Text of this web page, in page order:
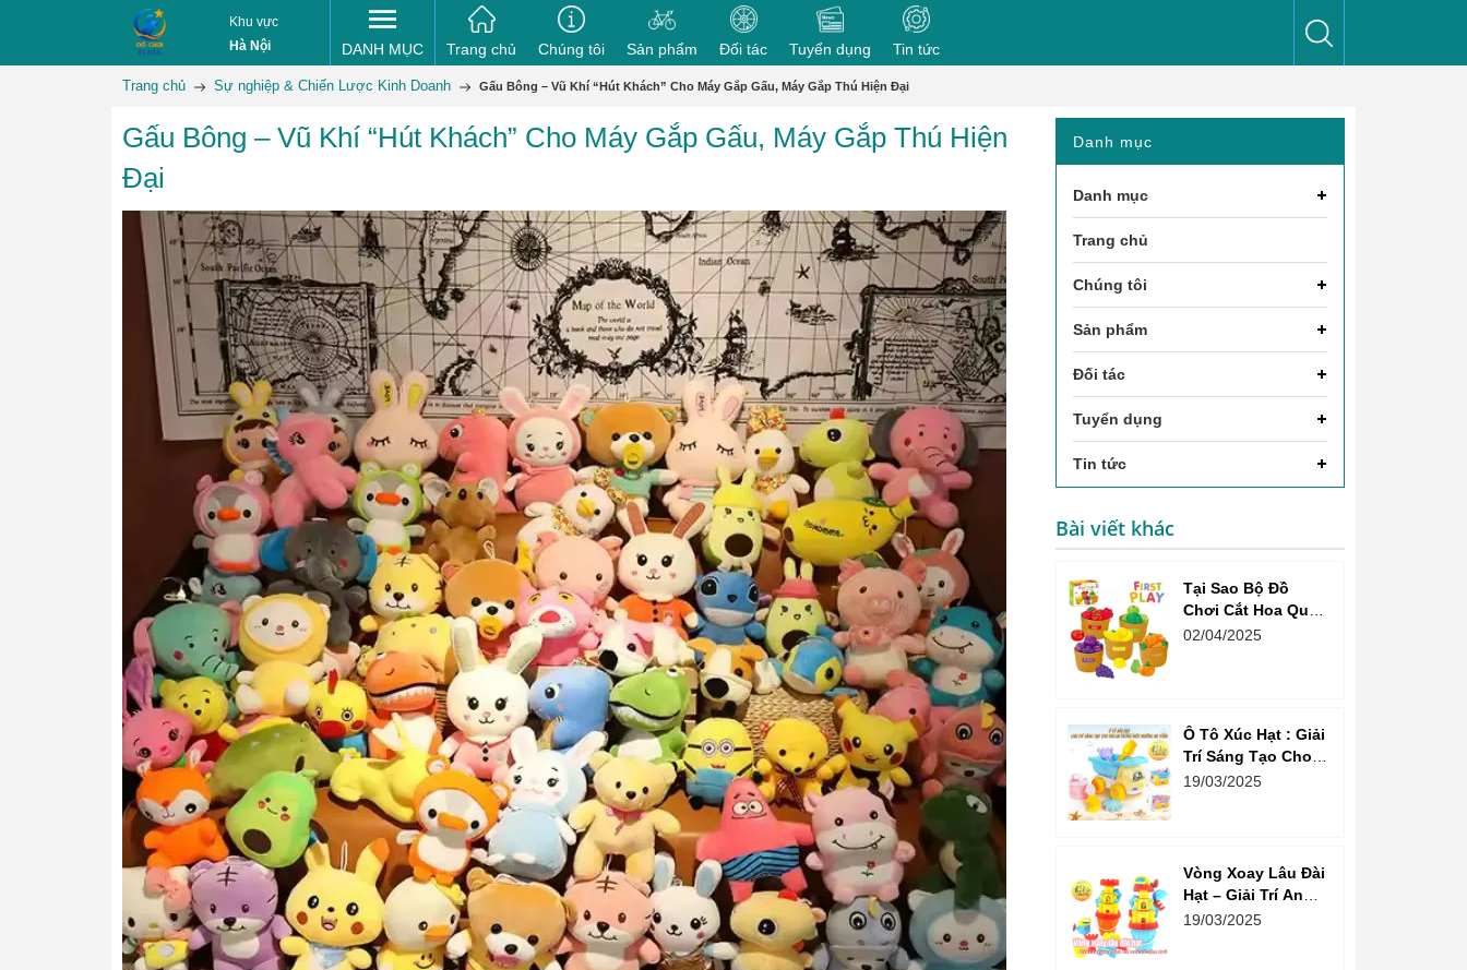
Khu vực
Hà Nội
DANH MỤC Trang chủ Chúng tôi Sản phẩm Đối tác Tuyển dụng Tin tức
Trang chủ Sự nghiệp & Chiến Lược Kinh Doanh Gấu Bông – Vũ Khí “Hút Khách” Cho Máy Gắp Gấu, Máy Gắp Thú Hiện Đại
Gấu Bông – Vũ Khí “Hút Khách” Cho Máy Gắp Gấu, Máy Gắp Thú Hiện
Đại
Danh mục
Danh mục
Trang chủ
Chúng tôi
Sản phẩm
Đối tác
Tuyển dụng
Tin tức
Bài viết khác
Tại Sao Bộ Đồ
Chơi Cắt Hoa Quả
Market Là Sự Lựa
02/04/2025
Ô Tô Xúc Hạt : Giải
Trí Sáng Tạo Cho
Trẻ Em Trong Môi
19/03/2025
Vòng Xoay Lâu Đài
Hạt – Giải Trí An
Toàn Và Vui Vẻ Cho
19/03/2025